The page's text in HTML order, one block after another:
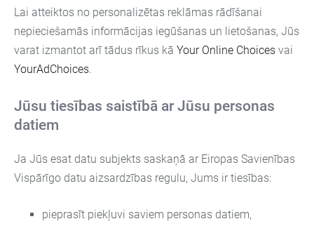
Lai atteiktos no personalizētas reklāmas rādīšanai
nepieciešamās informācijas iegūšanas un lietošanas, Jūs
varat izmantot arī tādus rīkus kā Your Online Choices vai
YourAdChoices.
Jūsu tiesības saistībā ar Jūsu personas
datiem
Ja Jūs esat datu subjekts saskaņā ar Eiropas Savienības
Vispārīgo datu aizsardzības regulu, Jums ir tiesības:
pieprasīt piekļuvi saviem personas datiem,